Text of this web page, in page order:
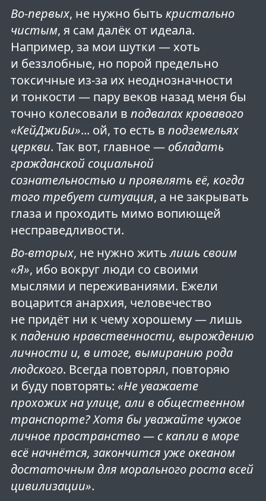
Во-первых, не нужно быть кристально
чистым, я сам далёк от идеала.
Например, за мои шутки — хоть
и беззлобные, но порой предельно
токсичные из-за их неоднозначности
и тонкости — пару веков назад меня бы
точно колесовали в подвалах кровавого
«КейДжиБи»... ой, то есть в подземельях
церкви. Так вот, главное — обладать
гражданской социальной
сознательностью и проявлять её, когда
того требует ситуация, а не закрывать
глаза и проходить мимо вопиющей
несправедливости.
Во-вторых, не нужно житьлишь своим
«Я», ибо вокруг люди со своими
мыслями и переживаниями. Ежели
воцарится анархия, человечество
не придёт ни к чему хорошему — лишь
к падению нравственности, вырождению
личности и, в итоге, вымиранию рода
людского. Всегда повторял, повторяю
и буду повторять: «Не уважаете
прохожих на улице, али в общественном
транспорте? Хотя бы уважайте чужое
личное пространство — с капли в море
всё начнётся, закончится уже океаном
достаточным для морального роста всей
цивилизации».